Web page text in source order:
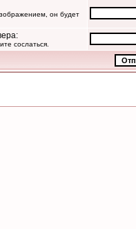
он будет
сослаться.